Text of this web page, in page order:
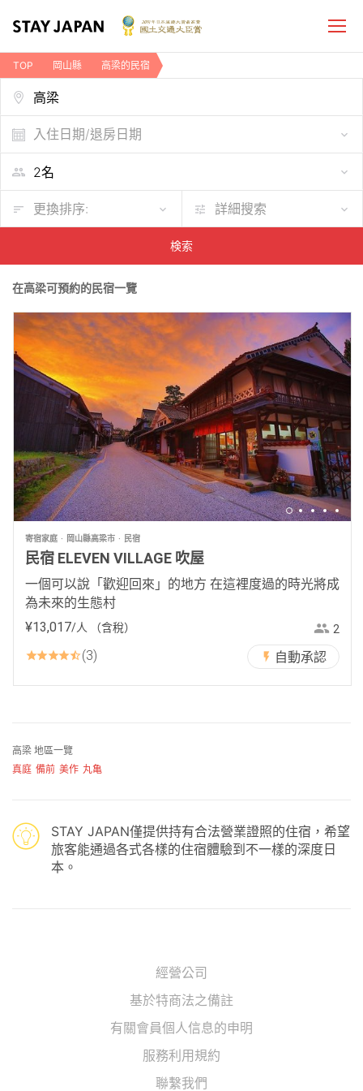
TOP 岡山縣 高梁的民宿
入住日期/退房日期
更換排序: 詳細搜索
検索
在高梁可預約的民宿一覽
寄宿家庭 岡山縣高梁市 民宿
民宿 ELEVEN VILLAGE 吹屋
一個可以說「歡迎回來」的地方 在這裡度過的時光將成
為未來的生態村
¥13,017/人 （含稅） 2
3 自動承認
高梁 地區一覽
真庭 備前 美作 丸亀
STAY JAPAN僅提供持有合法營業證照的住宿，希望
旅客能通過各式各樣的住宿體驗到不一樣的深度日
本。
經營公司
基於特商法之備註
有關會員個人信息的申明
服務利用規約
聯繫我們